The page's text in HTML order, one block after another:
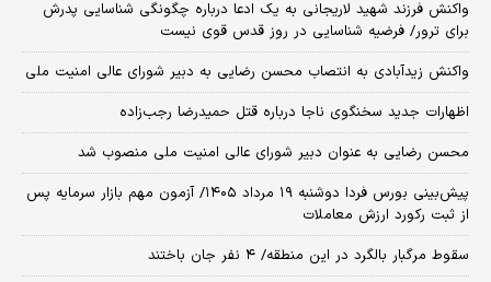
واکنش فرزند شهید لاریجانی به یک ادعا درباره چگونگی شناسایی پدرش
برای ترور/ فرضیه شناسایی در روز قدس قوی نیست
واکنش زیدآبادی به انتصاب محسن رضایی به دبیر شورای عالی امنیت ملی
اظهارات جدید سخنگوی ناجا درباره قتل حمیدرضا رجب‌زاده
محسن رضایی به عنوان دبیر شورای عالی امنیت ملی منصوب شد
​پیش‌بینی بورس فردا دوشنبه ۱۹ مرداد ۱۴۰۵/ آزمون مهم بازار سرمایه پس
از ثبت رکورد ارزش معاملات
سقوط مرگبار بالگرد در این منطقه/ ۴ نفر جان باختند